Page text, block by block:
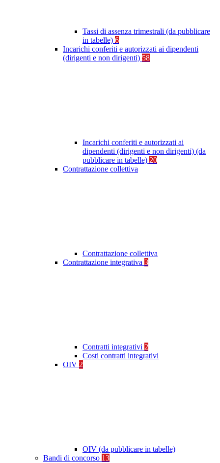
Tassi di assenza trimestrali (da pubblicare
in tabelle) 6
Incarichi conferiti e autorizzati ai dipendenti
(dirigenti e non dirigenti) 58
Incarichi conferiti e autorizzati ai
dipendenti (dirigenti e non dirigenti) (da
pubblicare in tabelle) 20
Contrattazione collettiva
Contrattazione collettiva
Contrattazione integrativa 3
Contratti integrativi 2
Costi contratti integrativi
OIV 2
OIV (da pubblicare in tabelle)
Bandi di concorso 13